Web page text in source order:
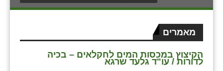
מאמרים
הקיצוץ במכסות המים לחקלאים – בכיה
לדורות / עו"ד גלעד שרגא
חברי מזכירות האיחוד החקלאי
חברי ועדת הביקורת
אילניה
בית ינאי
לוח אירועים
לוח מודעות